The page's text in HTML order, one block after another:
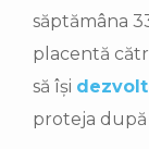
săptămâna
placentă
să își
proteja